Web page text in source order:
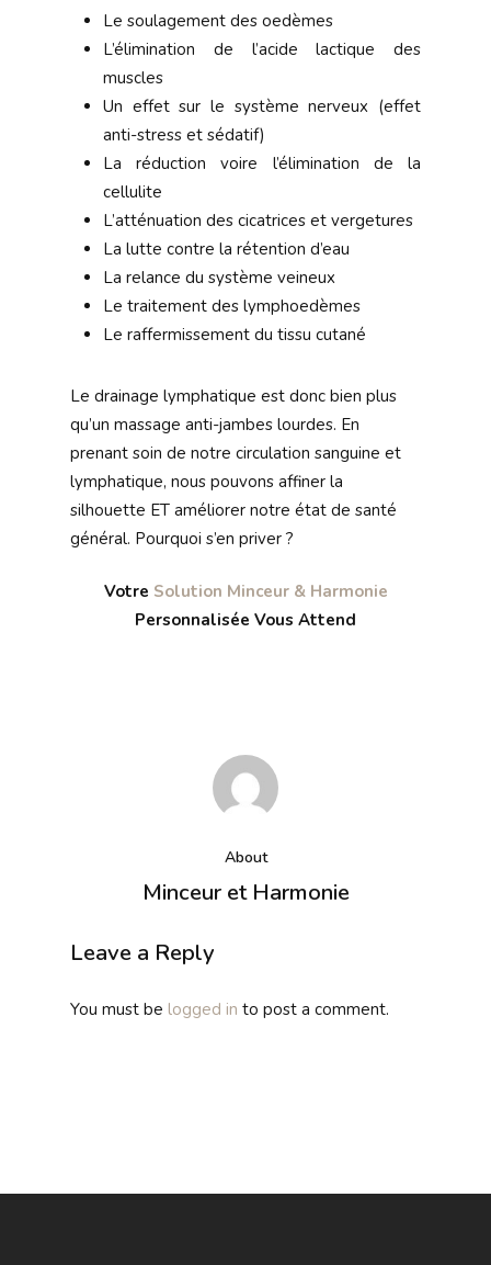
Le soulagement des oedèmes
L’élimination de l’acide lactique des
muscles
Un effet sur le système nerveux (effet
anti-stress et sédatif)
La réduction voire l’élimination de la
cellulite
L’atténuation des cicatrices et vergetures
La lutte contre la rétention d’eau
La relance du système veineux
Le traitement des lymphoedèmes
Le raffermissement du tissu cutané
Le drainage lymphatique est donc bien plus
qu’un massage anti-jambes lourdes. En
prenant soin de notre circulation sanguine et
lymphatique, nous pouvons affiner la
silhouette ET améliorer notre état de santé
général. Pourquoi s’en priver ?
Votre Solution Minceur & Harmonie
Personnalisée Vous Attend
About
Minceur et Harmonie
Leave a Reply
You must be logged in to post a comment.